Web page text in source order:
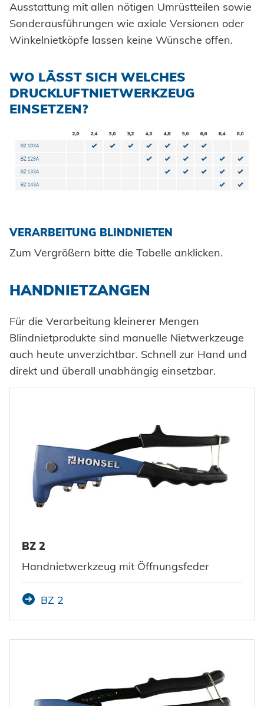
Ausstattung mit allen nötigen Umrüstteilen sowie
Sonderausführungen wie axiale Versionen oder
Winkelnietköpfe lassen keine Wünsche offen.
WO LÄSST SICH WELCHES
DRUCKLUFTNIETWERKZEUG
EINSETZEN?
VERARBEITUNG BLINDNIETEN
Zum Vergrößern bitte die Tabelle anklicken.
HANDNIETZANGEN
Für die Verarbeitung kleinerer Mengen
Blindnietprodukte sind manuelle Nietwerkzeuge
auch heute unverzichtbar. Schnell zur Hand und
direkt und überall unabhängig einsetzbar.
BZ 2
Handnietwerkzeug mit Öffnungsfeder
BZ 2